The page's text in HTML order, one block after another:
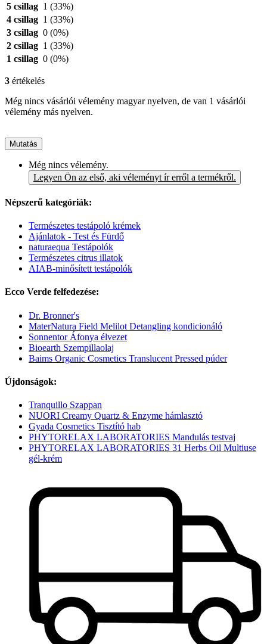
5 csillag 1 (33%)
4 csillag 1 (33%)
3 csillag 0 (0%)
2 csillag 1 (33%)
1 csillag 0 (0%)
3 értékelés
Még nincs vásárlói vélemény magyar nyelven, de van 1 vásárlói
vélemény más nyelven.
Mutatás
Még nincs vélemény.
Legyen Ön az első, aki véleményt ír erről a termékről.
Népszerű kategóriák:
Természetes testápoló krémek
Ajánlatok - Test és Fürdő
naturaequa Testápolók
Természetes citrus illatok
AIAB-minősített testápolók
Ecco Verde felfedezése:
Dr. Bronner's
MaterNatura Field Melilot Detangling kondicionáló
Sonnentor Áfonya élvezet
Bioearth Szempillaolaj
Baims Organic Cosmetics Translucent Pressed púder
Újdonságok:
Tranquillo Szappan
NUORI Creamy Quartz & Enzyme hámlasztó
Gyada Cosmetics Tisztító hab
PHYTORELAX LABORATORIES Mandulás testvaj
PHYTORELAX LABORATORIES 31 Herbs Oil Multiuse
gél-krém